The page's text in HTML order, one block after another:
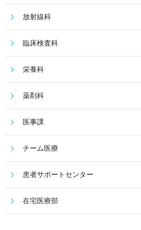
放射線科
臨床検査科
栄養科
薬剤科
医事課
チーム医療
患者サポートセンター
在宅医療部